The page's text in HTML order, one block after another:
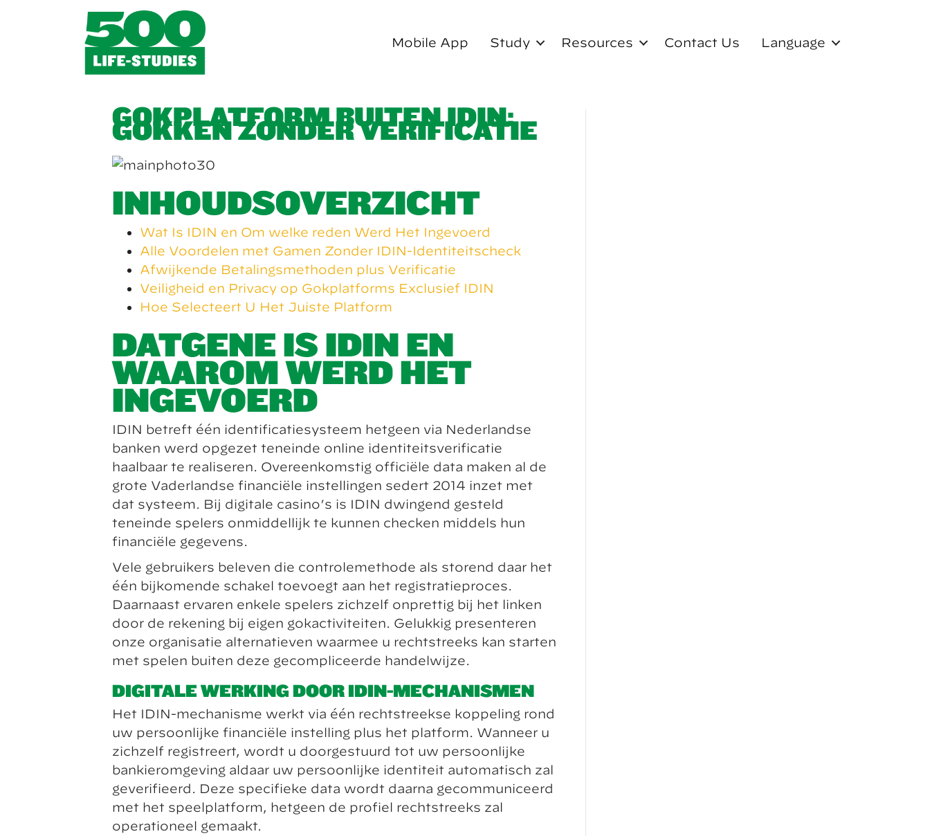
Mobile App Study Resources Contact Us Language
GOKPLATFORM BUITEN IDIN:
GOKKEN ZONDER VERIFICATIE
INHOUDSOVERZICHT
Wat Is IDIN en Om welke reden Werd Het Ingevoerd
Alle Voordelen met Gamen Zonder IDIN-Identiteitscheck
Afwijkende Betalingsmethoden plus Verificatie
Veiligheid en Privacy op Gokplatforms Exclusief IDIN
Hoe Selecteert U Het Juiste Platform
DATGENE IS IDIN EN
WAAROM WERD HET
INGEVOERD
IDIN betreft één identificatiesysteem hetgeen via Nederlandse
banken werd opgezet teneinde online identiteitsverificatie
haalbaar te realiseren. Overeenkomstig officiële data maken al de
grote Vaderlandse financiële instellingen sedert 2014 inzet met
dat systeem. Bij digitale casino’s is IDIN dwingend gesteld
teneinde spelers onmiddellijk te kunnen checken middels hun
financiële gegevens.
Vele gebruikers beleven die controlemethode als storend daar het
één bijkomende schakel toevoegt aan het registratieproces.
Daarnaast ervaren enkele spelers zichzelf onprettig bij het linken
door de rekening bij eigen gokactiviteiten. Gelukkig presenteren
onze organisatie alternatieven waarmee u rechtstreeks kan starten
met spelen buiten deze gecompliceerde handelwijze.
DIGITALE WERKING DOOR IDIN-MECHANISMEN
Het IDIN-mechanisme werkt via één rechtstreekse koppeling rond
uw persoonlijke financiële instelling plus het platform. Wanneer u
zichzelf registreert, wordt u doorgestuurd tot uw persoonlijke
bankieromgeving aldaar uw persoonlijke identiteit automatisch zal
geverifieerd. Deze specifieke data wordt daarna gecommuniceerd
met het speelplatform, hetgeen de profiel rechtstreeks zal
operationeel gemaakt.